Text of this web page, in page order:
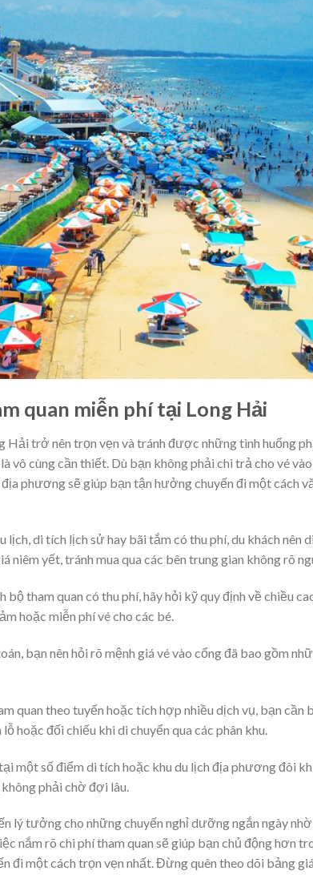
quan miễn phí tại Long Hải
trở nên trọn vẹn và tránh được những tình huống
vô cùng cần thiết. Dù bạn không phải chi trả cho vé
phương sẽ giúp bạn tận hưởng chuyến đi một cách
di tích lịch sử hay bãi tắm có thu phí, du khách nên
niêm yết, tránh mua qua các bên trung gian không rõ
tham quan có thu phí, hãy hỏi kỹ quy định về chiều
hoặc miễn phí vé cho các bé.
bạn nên hỏi rõ mệnh giá vé vào cổng đã bao gồm
quan theo tuyến hoặc tích hợp nhiều dịch vụ, bạn cần
hoặc đối chiếu khi di chuyển qua các phân khu.
một số điểm di tích hoặc khu du lịch địa phương đôi
phải chờ đợi lâu.
lý tưởng cho những chuyến nghỉ dưỡng ngắn ngày
nắm rõ chi phí tham quan sẽ giúp bạn chủ động hơn
đi một cách trọn vẹn nhất. Đừng quên theo dõi bảng